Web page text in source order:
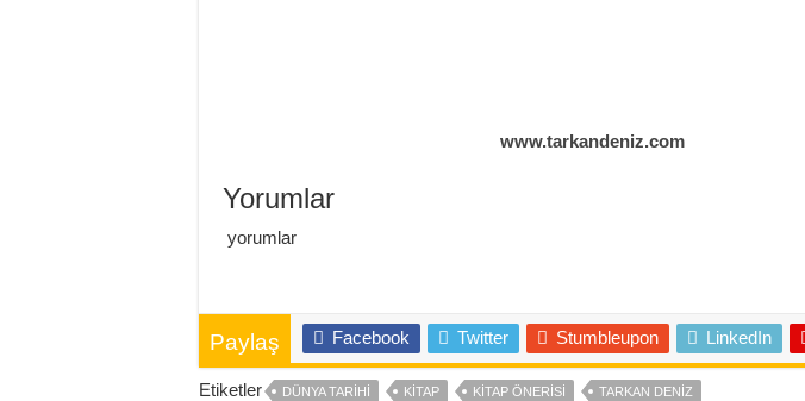
www.tarkandeniz.com
Yorumlar
yorumlar
Paylaş Facebook Twitter Stumbleupon LinkedIn
Etiketler DÜNYA TARIHI KITAP KITAP ÖNERISI TARKAN DENIZ